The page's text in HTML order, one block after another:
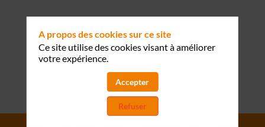
A propos des cookies sur ce site
Ce site utilise des cookies visant à améliorer
votre expérience.
Accepter
Refuser